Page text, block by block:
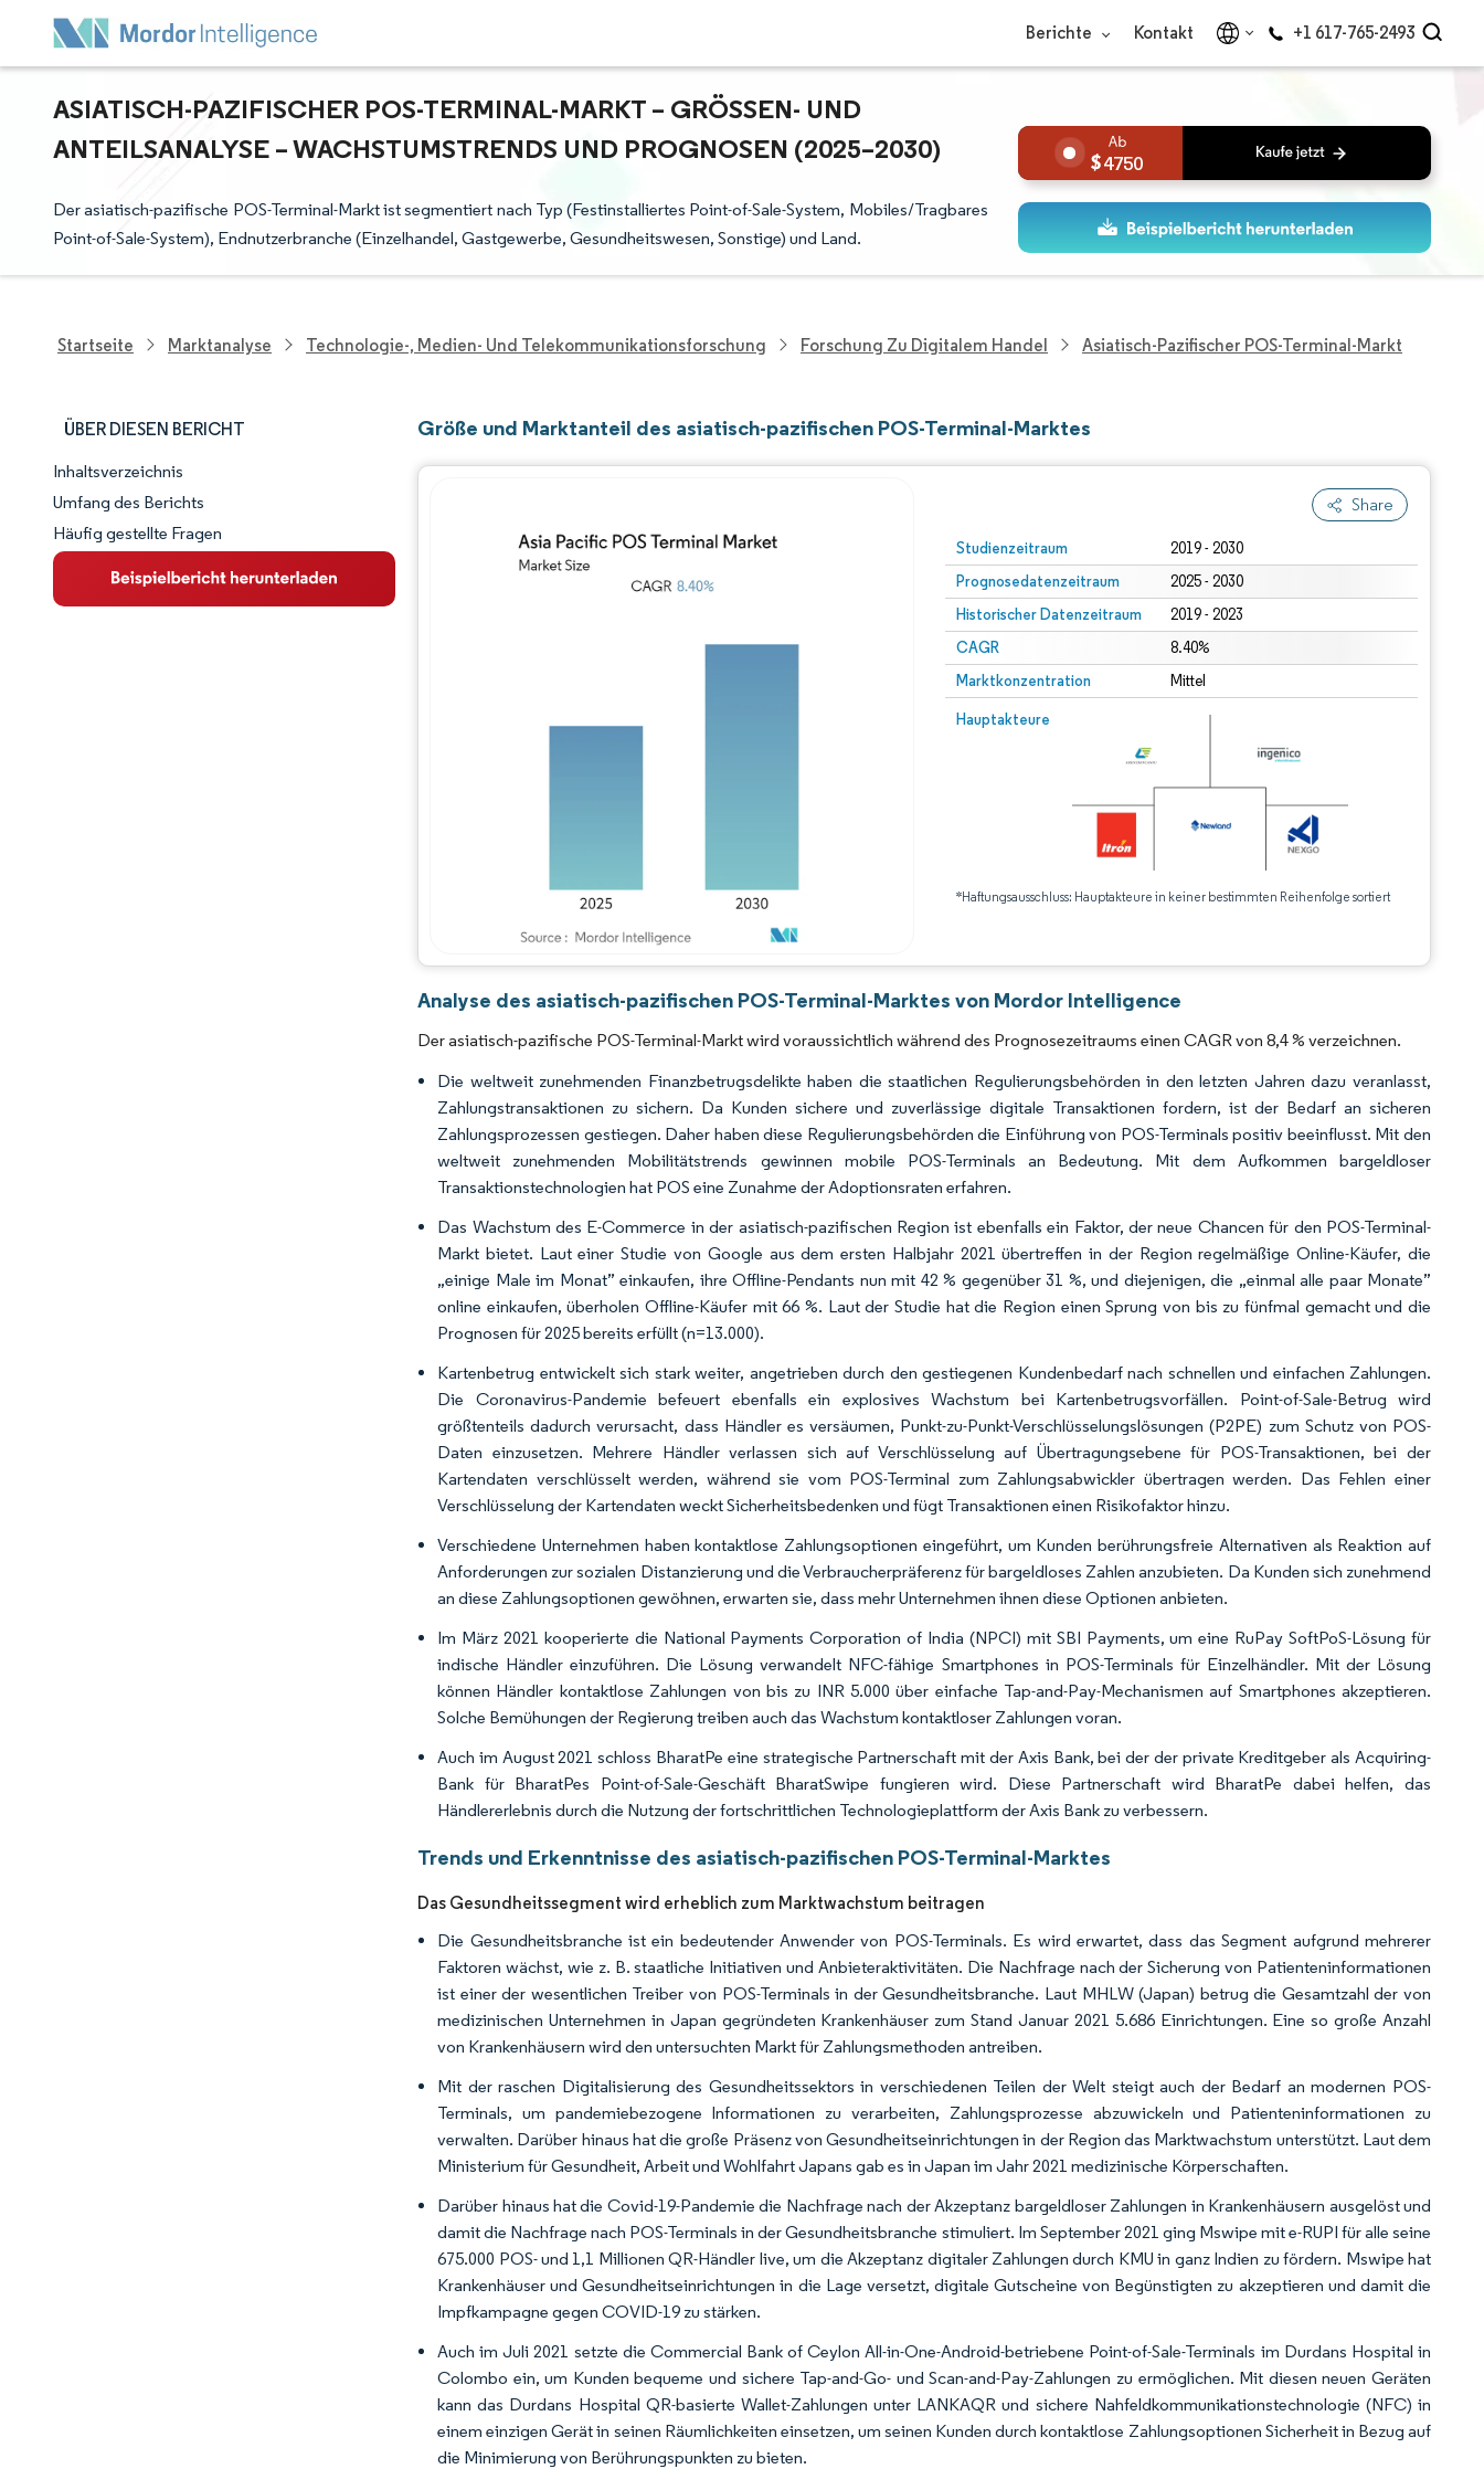
Berichte Kontakt +1 617-765-2493
ASIATISCH-PAZIFISCHER POS-TERMINAL-MARKT – GRÖSSEN- UND A
NTEILSANALYSE – WACHSTUMSTRENDS UND PROGNOSEN (2025–2030)
Der asiatisch-pazifische POS-Terminal-Markt ist segmentiert nach Typ (Festinstalliertes Point-of-Sale-System, Mobiles/Tragbares
Point-of-Sale-System), Endnutzerbranche (Einzelhandel, Gastgewerbe, Gesundheitswesen, Sonstige) und Land.
4750
Startseite Marktanalyse Technologie-, Medien- Und Telekommunikationsforschung Forschung Zu Digitalem Handel Asiatisch-Pazifischer POS-Terminal-Markt
ÜBER DIESEN BERICHT
Marktschnappschuss
Marktübersicht
Wichtige Markttrends
Inhaltsverzeichnis
Umfang des Berichts
Häufig gestellte Fragen
Größe und Marktanteil des asiatisch-pazifischen POS-Terminal-Marktes
Share
Studienzeitraum 2019 - 2030
Prognosedatenzeitraum 2025 - 2030
Historischer Datenzeitraum 2019 - 2023
CAGR 8.40%
Marktkonzentration Mittel
Hauptakteure
*Haftungsausschluss: Hauptakteure in keiner bestimmten Reihenfolge sortiert
Analyse des asiatisch-pazifischen POS-Terminal-Marktes von Mordor Intelligence
Der asiatisch-pazifische POS-Terminal-Markt wird voraussichtlich während des Prognosezeitraums einen CAGR von 8,4 % verzeichnen.
Die weltweit zunehmenden Finanzbetrugsdelikte haben die staatlichen Regulierungsbehörden in den letzten Jahren dazu veranlasst,
Zahlungstransaktionen zu sichern. Da Kunden sichere und zuverlässige digitale Transaktionen fordern, ist der Bedarf an sicheren
Zahlungsprozessen gestiegen. Daher haben diese Regulierungsbehörden die Einführung von POS-Terminals positiv beeinflusst. Mit den
weltweit zunehmenden Mobilitätstrends gewinnen mobile POS-Terminals an Bedeutung. Mit dem Aufkommen bargeldloser
Transaktionstechnologien hat POS eine Zunahme der Adoptionsraten erfahren.
Das Wachstum des E-Commerce in der asiatisch-pazifischen Region ist ebenfalls ein Faktor, der neue Chancen für den POS-Terminal-
Markt bietet. Laut einer Studie von Google aus dem ersten Halbjahr 2021 übertreffen in der Region regelmäßige Online-Käufer, die
„einige Male im Monat” einkaufen, ihre Offline-Pendants nun mit 42 % gegenüber 31 %, und diejenigen, die „einmal alle paar Monate”
online einkaufen, überholen Offline-Käufer mit 66 %. Laut der Studie hat die Region einen Sprung von bis zu fünfmal gemacht und die
Prognosen für 2025 bereits erfüllt (n=13.000).
Kartenbetrug entwickelt sich stark weiter, angetrieben durch den gestiegenen Kundenbedarf nach schnellen und einfachen Zahlungen.
Die Coronavirus-Pandemie befeuert ebenfalls ein explosives Wachstum bei Kartenbetrugsvorfällen. Point-of-Sale-Betrug wird
größtenteils dadurch verursacht, dass Händler es versäumen, Punkt-zu-Punkt-Verschlüsselungslösungen (P2PE) zum Schutz von POS-
Daten einzusetzen. Mehrere Händler verlassen sich auf Verschlüsselung auf Übertragungsebene für POS-Transaktionen, bei der
Kartendaten verschlüsselt werden, während sie vom POS-Terminal zum Zahlungsabwickler übertragen werden. Das Fehlen einer
Verschlüsselung der Kartendaten weckt Sicherheitsbedenken und fügt Transaktionen einen Risikofaktor hinzu.
Verschiedene Unternehmen haben kontaktlose Zahlungsoptionen eingeführt, um Kunden berührungsfreie Alternativen als Reaktion auf
Anforderungen zur sozialen Distanzierung und die Verbraucherpräferenz für bargeldloses Zahlen anzubieten. Da Kunden sich zunehmend
an diese Zahlungsoptionen gewöhnen, erwarten sie, dass mehr Unternehmen ihnen diese Optionen anbieten.
Im März 2021 kooperierte die National Payments Corporation of India (NPCI) mit SBI Payments, um eine RuPay SoftPoS-Lösung für
indische Händler einzuführen. Die Lösung verwandelt NFC-fähige Smartphones in POS-Terminals für Einzelhändler. Mit der Lösung
können Händler kontaktlose Zahlungen von bis zu INR 5.000 über einfache Tap-and-Pay-Mechanismen auf Smartphones akzeptieren.
Solche Bemühungen der Regierung treiben auch das Wachstum kontaktloser Zahlungen voran.
Auch im August 2021 schloss BharatPe eine strategische Partnerschaft mit der Axis Bank, bei der der private Kreditgeber als Acquiring-
Bank für BharatPes Point-of-Sale-Geschäft BharatSwipe fungieren wird. Diese Partnerschaft wird BharatPe dabei helfen, das
Händlererlebnis durch die Nutzung der fortschrittlichen Technologieplattform der Axis Bank zu verbessern.
Trends und Erkenntnisse des asiatisch-pazifischen POS-Terminal-Marktes
Das Gesundheitssegment wird erheblich zum Marktwachstum beitragen
Die Gesundheitsbranche ist ein bedeutender Anwender von POS-Terminals. Es wird erwartet, dass das Segment aufgrund mehrerer
Faktoren wächst, wie z. B. staatliche Initiativen und Anbieteraktivitäten. Die Nachfrage nach der Sicherung von Patienteninformationen
ist einer der wesentlichen Treiber von POS-Terminals in der Gesundheitsbranche. Laut MHLW (Japan) betrug die Gesamtzahl der von
medizinischen Unternehmen in Japan gegründeten Krankenhäuser zum Stand Januar 2021 5.686 Einrichtungen. Eine so große Anzahl
von Krankenhäusern wird den untersuchten Markt für Zahlungsmethoden antreiben.
Mit der raschen Digitalisierung des Gesundheitssektors in verschiedenen Teilen der Welt steigt auch der Bedarf an modernen POS-
Terminals, um pandemiebezogene Informationen zu verarbeiten, Zahlungsprozesse abzuwickeln und Patienteninformationen zu
verwalten. Darüber hinaus hat die große Präsenz von Gesundheitseinrichtungen in der Region das Marktwachstum unterstützt. Laut dem
Ministerium für Gesundheit, Arbeit und Wohlfahrt Japans gab es in Japan im Jahr 2021 medizinische Körperschaften.
Darüber hinaus hat die Covid-19-Pandemie die Nachfrage nach der Akzeptanz bargeldloser Zahlungen in Krankenhäusern ausgelöst und
damit die Nachfrage nach POS-Terminals in der Gesundheitsbranche stimuliert. Im September 2021 ging Mswipe mit e-RUPI für alle seine
675.000 POS- und 1,1 Millionen QR-Händler live, um die Akzeptanz digitaler Zahlungen durch KMU in ganz Indien zu fördern. Mswipe hat
Krankenhäuser und Gesundheitseinrichtungen in die Lage versetzt, digitale Gutscheine von Begünstigten zu akzeptieren und damit die
Impfkampagne gegen COVID-19 zu stärken.
Auch im Juli 2021 setzte die Commercial Bank of Ceylon All-in-One-Android-betriebene Point-of-Sale-Terminals im Durdans Hospital in
Colombo ein, um Kunden bequeme und sichere Tap-and-Go- und Scan-and-Pay-Zahlungen zu ermöglichen. Mit diesen neuen Geräten
kann das Durdans Hospital QR-basierte Wallet-Zahlungen unter LANKAQR und sichere Nahfeldkommunikationstechnologie (NFC) in
einem einzigen Gerät in seinen Räumlichkeiten einsetzen, um seinen Kunden durch kontaktlose Zahlungsoptionen Sicherheit in Bezug auf
die Minimierung von Berührungspunkten zu bieten.